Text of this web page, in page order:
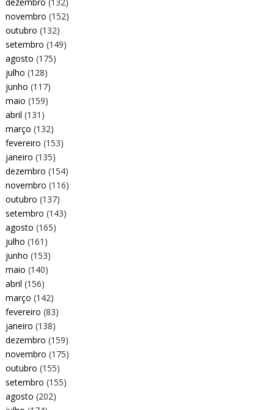
novembro (152)
outubro (132)
setembro (149)
agosto (175)
julho (128)
junho (117)
maio (159)
abril (131)
março (132)
fevereiro (153)
janeiro (135)
dezembro (154)
novembro (116)
outubro (137)
setembro (143)
agosto (165)
julho (161)
junho (153)
maio (140)
abril (156)
março (142)
fevereiro (83)
janeiro (138)
dezembro (159)
novembro (175)
outubro (155)
setembro (155)
agosto (202)